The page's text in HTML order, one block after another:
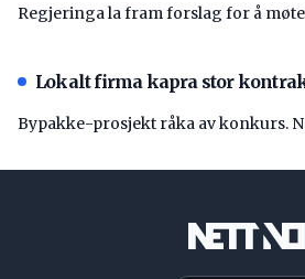
Regjeringa la fram forslag for å
Lokalt firma kapra stor
Bypakke-prosjekt råka av konkurs.